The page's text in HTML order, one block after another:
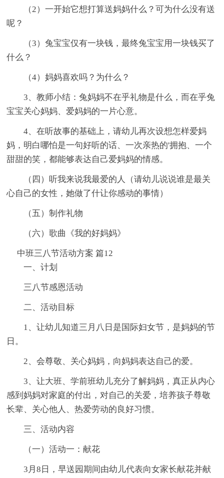
（2）一开始它想打算送妈妈什么？可为什么没有送
呢？
（3）兔宝宝仅有一块钱，最终兔宝宝用一块钱买了
什么？
（4）妈妈喜欢吗？为什么？
3、教师小结：兔妈妈不在乎礼物是什么，而在乎兔
宝宝关心妈妈、爱妈妈的一片心意。
4、在听故事的基础上，请幼儿再次设想怎样爱妈
妈，明白哪怕是一句好听的话、一次亲热的'拥抱、一个
甜甜的笑，都能够表达自己爱妈妈的情感。
（四）听我来说我最爱的人（请幼儿说说谁是最关
心自己的女性，她做了什让你感动的事情）
（五）制作礼物
（六）歌曲《我的好妈妈》
中班三八节活动方案 篇12
一、计划
三八节感恩活动
二、活动目标
1、让幼儿知道三月八日是国际妇女节，是妈妈的节
日。
2、会尊敬、关心妈妈，向妈妈表达自己的爱。
3、让大班、学前班幼儿充分了解妈妈，真正从内心
感到妈妈对家庭的付出，对自己的关爱，培养孩子尊敬
长辈、关心他人、热爱劳动的良好习惯。
三、活动内容
（一）活动一：献花
3月8日，早送园期间由幼儿代表向女家长献花并献